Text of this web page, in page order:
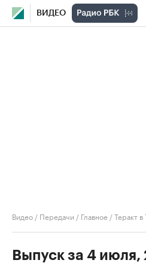
ВИДЕО
Видео / Передачи / Главное /Теракт
Выпуск за 4 июля,